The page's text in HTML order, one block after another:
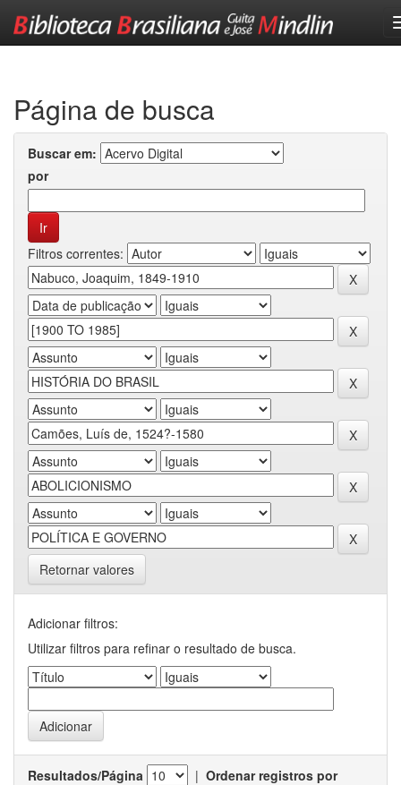
Página de busca
Buscar em:
por
Filtros correntes:
Retornar valores
Adicionar filtros:
Utilizar filtros para refinar o resultado de busca.
Resultados/Página | Ordenar registros por